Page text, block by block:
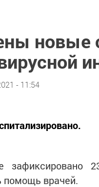
новые
- 11:54
зафиксировано
помощь врачей.